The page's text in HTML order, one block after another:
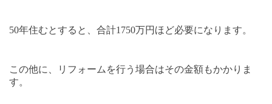
50年住むとすると、合計1750万円ほど必要になります。
この他に、リフォームを行う場合はその金額もかかりま
す。